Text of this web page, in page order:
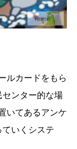
ルカードをもら
ンター的な場
いてあるアンケ
いくシステ